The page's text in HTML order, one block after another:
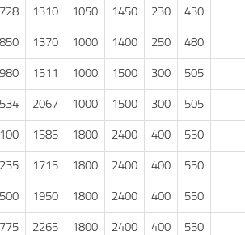
1310 1050 1450 230 430
1370 1000 1400 250 480
1511 1000 1500 300 505
2067 1000 1500 300 505
1585 1800 2400 400 550
1715 1800 2400 400 550
1950 1800 2400 400 550
2265 1800 2400 400 550